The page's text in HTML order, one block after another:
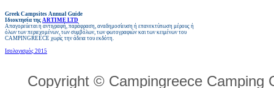
Greek Campsites Annual Guide
Ιδιοκτησία της ARTIME LTD
Απαγορεύεται η αντιγραφή, παράφραση, αναδημοσίευση ή επανεκτύπωση μέρους ή
όλων των περιεχομένων, των συμβόλων, των φωτογραφιών και των κειμένων του
CAMPINGREECE χωρίς την άδεια του εκδότη.
Ισολογισμός 2015
Copyright © Campingreece